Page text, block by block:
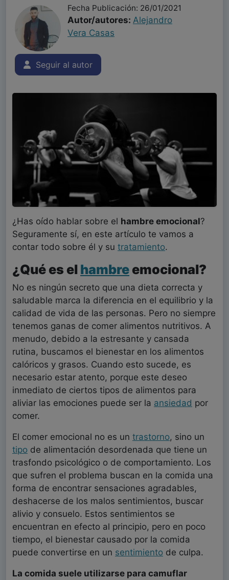
Fecha Publicación: 26/01/2021
Autor/autores: Alejandro
Vera Casas
Seguir al autor
¿Has oído hablar sobre el hambre emocional?
Seguramente sí, en este artículo te vamos a
contar todo sobre él y su tratamiento.
¿Qué es el hambre emocional?
No es ningún secreto que una dieta correcta y
saludable marca la diferencia en el equilibrio y la
calidad de vida de las personas. Pero no siempre
tenemos ganas de comer alimentos nutritivos. A
menudo, debido a la estresante y cansada
rutina, buscamos el bienestar en los alimentos
calóricos y grasos. Cuando esto sucede, es
necesario estar atento, porque este deseo
inmediato de ciertos tipos de alimentos para
aliviar las emociones puede ser la ansiedad por
comer.
El comer emocional no es un trastorno, sino un
tipo de alimentación desordenada que tiene un
trasfondo psicológico o de comportamiento. Los
que sufren el problema buscan en la comida una
forma de encontrar sensaciones agradables,
deshacerse de los malos sentimientos, buscar
alivio y consuelo. Estos sentimientos se
encuentran en efecto al principio, pero en poco
tiempo, el bienestar causado por la comida
puede convertirse en un sentimiento de culpa.
La comida suele utilizarse para camuflar